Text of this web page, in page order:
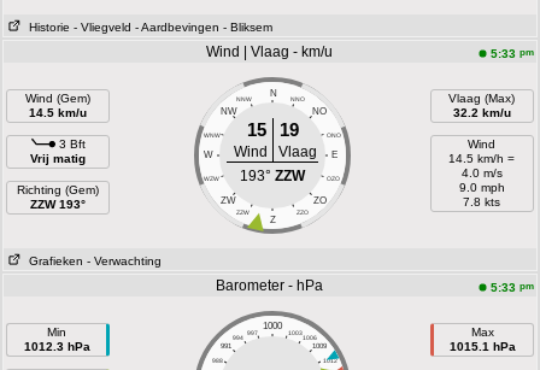
Historie - Vliegveld - Aardbevingen - Bliksem
Wind | Vlaag - km/u 5:33 pm
Wind (Gem)
14.5 km/u
3 Bft
Vrij matig
Richting (Gem)
ZZW 193°
N
NNW NNO
NW NO
WNW ONO
W E
WZW OZO
ZW ZO
ZZW ZZO
Z
15 19
Wind
Vlaag
193° ZZW
Vlaag (Max)
32.2 km/u
Wind
14.5 km/h =
4.0 m/s
9.0 mph
7.8 kts
Grafieken - Verwachting
Barometer - hPa 5:33 pm
Min
1012.3 hPa
1000
997 1003
994
1006
991
1009
988
1012
Max
1015.1 hPa